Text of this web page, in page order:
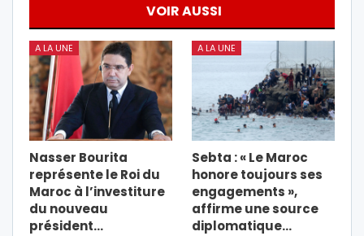
VOIR AUSSI
A LA UNE
Nasser Bourita
représente le Roi du
Maroc à l’investiture
du nouveau
président…
A LA UNE
Sebta : « Le Maroc
honore toujours ses
engagements »,
affirme une source
diplomatique…